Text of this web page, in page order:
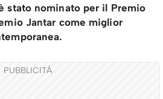
stato nominato per il Premio
Jantar come miglior
PUBBLICITÀ